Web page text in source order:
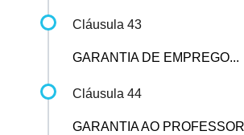
Cláusula 43
GARANTIA DE EMPREGO...
Cláusula 44
GARANTIA AO